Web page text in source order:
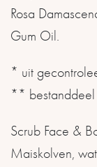
Rosa
Gum Oil.
* uit
** bestanddeel
Scrub Face &
Maiskolven,